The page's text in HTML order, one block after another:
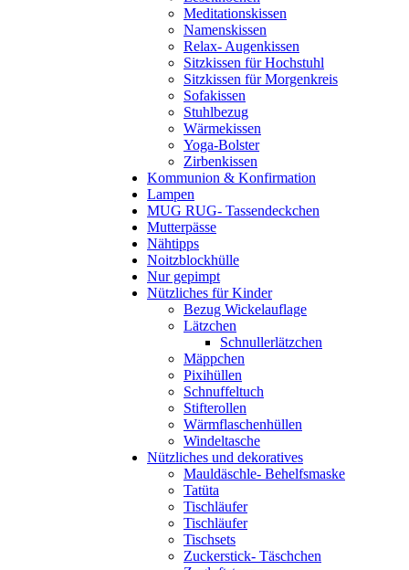
Meditationskissen
Namenskissen
Relax- Augenkissen
Sitzkissen für Hochstuhl
Sitzkissen für Morgenkreis
Sofakissen
Stuhlbezug
Wärmekissen
Yoga-Bolster
Zirbenkissen
Kommunion & Konfirmation
Lampen
MUG RUG- Tassendeckchen
Mutterpässe
Nähtipps
Noitzblockhülle
Nur gepimpt
Nützliches für Kinder
Bezug Wickelauflage
Lätzchen
Schnullerlätzchen
Mäppchen
Pixihüllen
Schnuffeltuch
Stifterollen
Wärmflaschenhüllen
Windeltasche
Nützliches und dekoratives
Mauldäschle- Behelfsmaske
Tatüta
Tischläufer
Tischläufer
Tischsets
Zuckerstick- Täschchen